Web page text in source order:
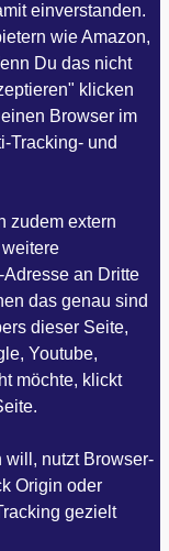
einverstanden.
wie Amazon,
Du das nicht
klicken
Browser im
Tracking- und
zudem extern
an Dritte
das genau sind
dieser Seite,
Youtube,
möchte, klickt
will, nutzt Browser-
Origin oder
gezielt